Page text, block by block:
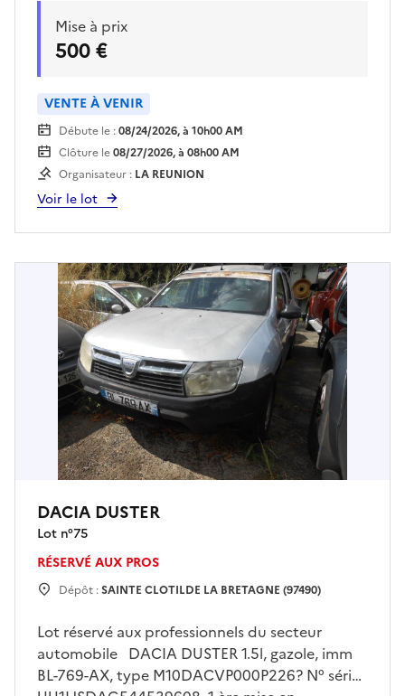
le jeudi 30/07/2026 de 13h00 à 15h00 sur
rendez vous pris avec Mr LE FLOC’H sur
drfip974.pgp.domaine@dgfip.finances.gouv.fr
Enlèvement sur plateau obligatoire à la charge
de l'acquéreur et sur rendez vous
Mise à prix
500 €
VENTE À VENIR
Débute le :08/24/2026, à 10h00 AM
Clôture le08/27/2026, à 08h00 AM
Organisateur : LA REUNION
Voir le lot
DACIA DUSTER
Lot n°75
RÉSERVÉ AUX PROS
Dépôt :SAINTE CLOTILDE LA BRETAGNE (97490)
Lot réservé aux professionnels du secteur
automobile DACIA DUSTER 1.5l, gazole, imm
BL-769-AX, type M10DACVP000P226? N° série